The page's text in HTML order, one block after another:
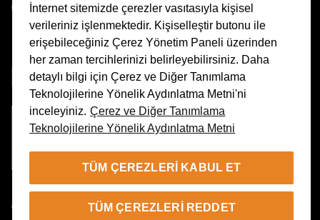
Uygulamamızı İndirin
İnternet sitemizde çerezler vasıtasıyla kişisel
verileriniz işlenmektedir. Kişiselleştir butonu ile
erişebileceğiniz Çerez Yönetim Paneli üzerinden
her zaman tercihlerinizi belirleyebilirsiniz. Daha
detaylı bilgi için Çerez ve Diğer Tanımlama
Teknolojilerine Yönelik Aydınlatma Metni'ni
inceleyiniz. Çerez ve Diğer Tanımlama
Teknolojilerine Yönelik Aydınlatma Metni
TÜM ÇEREZLERI KABUL ET
TÜM ÇEREZLERI REDDET